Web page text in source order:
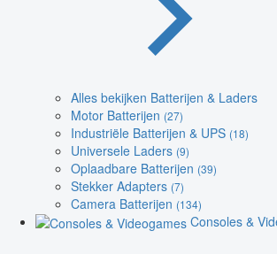
Alles bekijken Batterijen & Laders
Motor Batterijen (27)
Industriële Batterijen & UPS (18)
Universele Laders (9)
Oplaadbare Batterijen (39)
Stekker Adapters (7)
Camera Batterijen (134)
Consoles &